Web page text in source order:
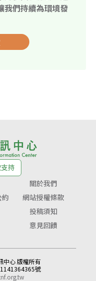
我們持續為環境發
持
關於我們
網站授權條款
投稿須知
意見回饋
心 版權所有
號